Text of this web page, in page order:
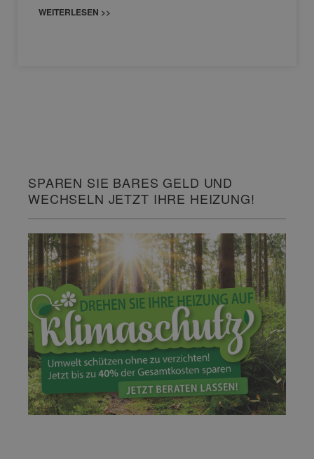
WEITERLESEN >>
SPAREN SIE BARES GELD UND
WECHSELN JETZT IHRE HEIZUNG!